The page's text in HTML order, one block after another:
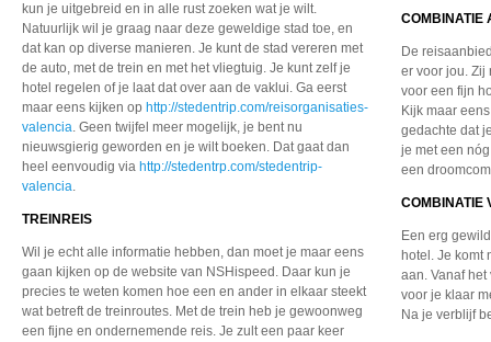
kun je uitgebreid en in alle rust zoeken wat je wilt.
Natuurlijk wil je graag naar deze geweldige stad toe, en
dat kan op diverse manieren. Je kunt de stad vereren met
de auto, met de trein en met het vliegtuig. Je kunt zelf je
hotel regelen of je laat dat over aan de vaklui. Ga eerst
maar eens kijken op http://stedentrip.com/reisorganisaties-
valencia. Geen twijfel meer mogelijk, je bent nu
nieuwsgierig geworden en je wilt boeken. Dat gaat dan
heel eenvoudig via http://stedentrp.com/stedentrip-
valencia.
TREINREIS
Wil je echt alle informatie hebben, dan moet je maar eens
gaan kijken op de website van NSHispeed. Daar kun je
precies te weten komen hoe een en ander in elkaar steekt
wat betreft de treinroutes. Met de trein heb je gewoonweg
een fijne en ondernemende reis. Je zult een paar keer
COMBINATIE
De
er voor jou. Zij
voor een fijn
Kijk maar
gedachte dat
je met een
een
COMBINATIE
Een erg
hotel. Je komt
aan. Vanaf
voor je klaar
Na je verblijf